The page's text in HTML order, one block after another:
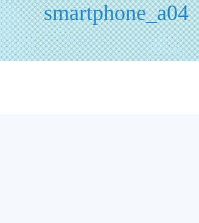
smartphone_a04